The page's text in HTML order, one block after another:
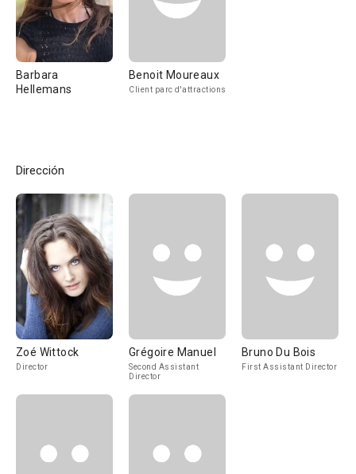
Barbara
Hellemans
Benoit Moureaux
Client parc d'attractions
Dirección
Zoé Wittock
Director
Grégoire Manuel
Second Assistant
Director
Bruno Du Bois
First Assistant Director